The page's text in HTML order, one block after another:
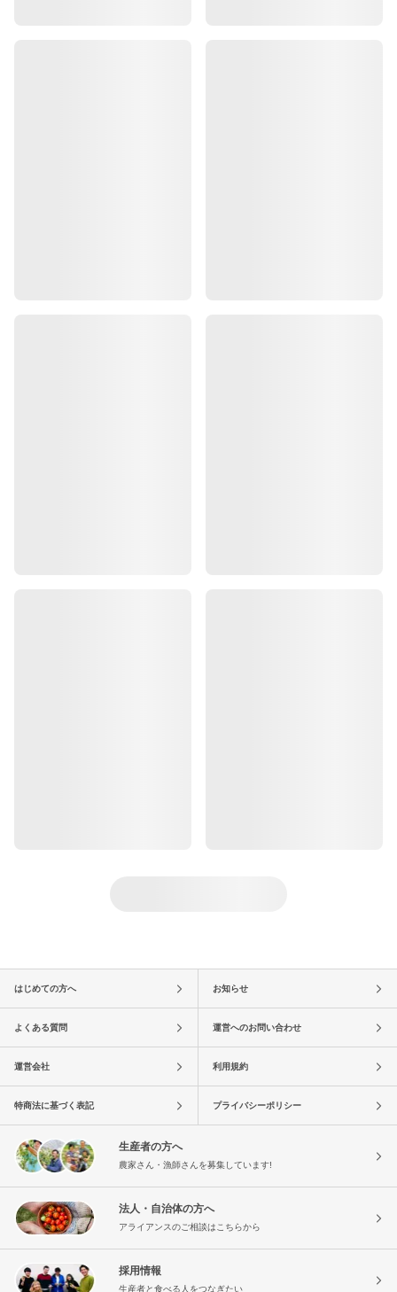
はじめての方へ お知らせ
よくある質問 運営へのお問い合わせ
運営会社 利用規約
特商法に基づく表記 プライバシーポリシー
生産者の方へ
農家さん・漁師さんを募集しています!
法人・自治体の方へ
アライアンスのご相談はこちらから
採用情報
生産者と食べる人をつなぎたい